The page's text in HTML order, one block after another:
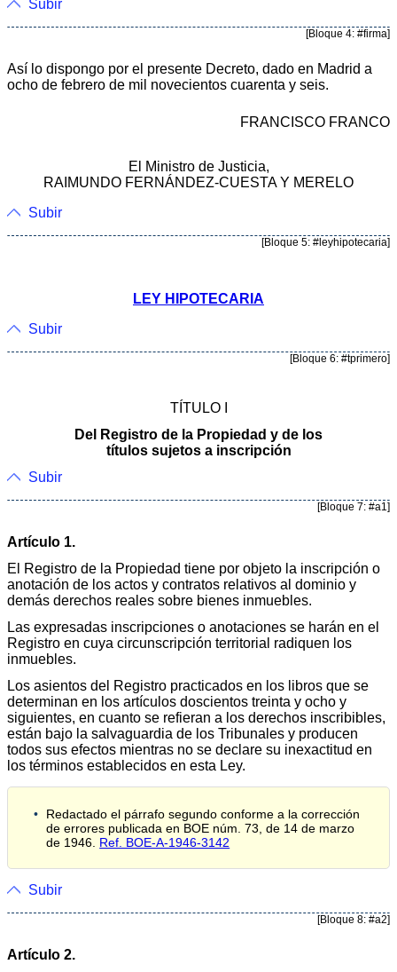
Subir
[Bloque 4: #firma]
Así lo dispongo por el presente Decreto, dado en Madrid a
ocho de febrero de mil novecientos cuarenta y seis.
FRANCISCO FRANCO
El Ministro de Justicia,
RAIMUNDO FERNÁNDEZ-CUESTA Y MERELO
Subir
[Bloque 5: #leyhipotecaria]
LEY HIPOTECARIA
Subir
[Bloque 6: #tprimero]
TÍTULO I
Del Registro de la Propiedad y de los
títulos sujetos a inscripción
Subir
[Bloque 7: #a1]
Artículo 1.
El Registro de la Propiedad tiene por objeto la inscripción o
anotación de los actos y contratos relativos al dominio y
demás derechos reales sobre bienes inmuebles.
Las expresadas inscripciones o anotaciones se harán en el
Registro en cuya circunscripción territorial radiquen los
inmuebles.
Los asientos del Registro practicados en los libros que se
determinan en los artículos doscientos treinta y ocho y
siguientes, en cuanto se refieran a los derechos inscribibles,
están bajo la salvaguardia de los Tribunales y producen
todos sus efectos mientras no se declare su inexactitud en
los términos establecidos en esta Ley.
Redactado el párrafo segundo conforme a la corrección
de errores publicada en BOE núm. 73, de 14 de marzo
de 1946. Ref. BOE-A-1946-3142
Subir
[Bloque 8: #a2]
Artículo 2.